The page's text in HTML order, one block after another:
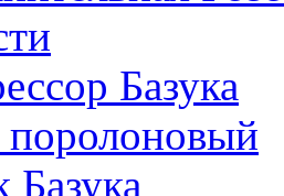
Базука